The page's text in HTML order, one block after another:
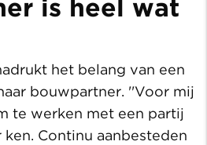
is heel wat
het belang van een
bouwpartner. ''Voor mij
te werken met een partij
Continu aanbesteden